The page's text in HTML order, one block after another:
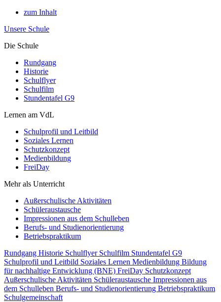
zum Inhalt
Unsere Schule
Die Schule
Rundgang
Historie
Schulflyer
Schulfilm
Stundentafel G9
Lernen am VdL
Schulprofil und Leitbild
Soziales Lernen
Schutzkonzept
Medienbildung
FreiDay
Mehr als Unterricht
Außerschulische Aktivitäten
Schüleraustausche
Impressionen aus dem Schulleben
Berufs- und Studienorientierung
Betriebspraktikum
Rundgang Historie Schulflyer Schulfilm Stundentafel G9
Schulprofil und Leitbild Soziales Lernen Medienbildung Bildung
für nachhaltige Entwicklung (BNE) FreiDay Schutzkonzept
Außerschulische Aktivitäten Schüleraustausche Impressionen aus
dem Schulleben Berufs- und Studienorientierung Betriebspraktikum
Schulgemeinschaft